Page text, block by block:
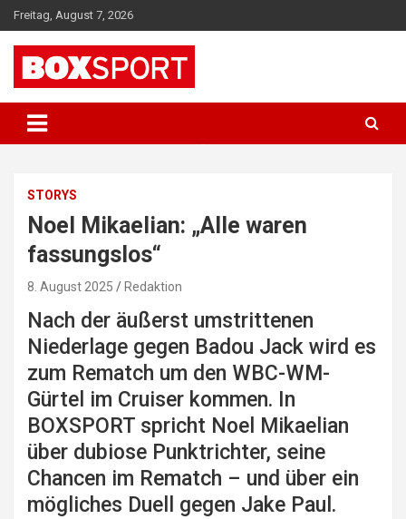
Skip
to
content
Freitag, August 7, 2026
BOXSPORT
STORYS
Noel Mikaelian: „Alle waren
fassungslos“
8. August 2025 Redaktion
Nach der äußerst umstrittenen
Niederlage gegen Badou Jack wird es
zum Rematch um den WBC-WM-
Gürtel im Cruiser kommen. In
BOXSPORT spricht Noel Mikaelian
über dubiose Punktrichter, seine
Chancen im Rematch – und über ein
mögliches Duell gegen Jake Paul.